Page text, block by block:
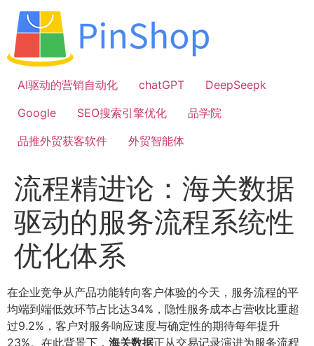
容
AI驱动的营销自动化
chatGPT
DeepSeepk
Google
SEO搜索引擎优化
品学院
品推外贸获客软件
外贸智能体
流程精进论：海关数据
驱动的服务流程系统性
优化体系
在企业竞争从产品功能转向客户体验的今天，服务流程的平
均端到端低效环节占比达34%，隐性服务成本占营收比重超
过9.2%，客户对服务响应速度与确定性的期待每年提升
23%。在此背景下， 海关数据正从交易记录演进为服务流程